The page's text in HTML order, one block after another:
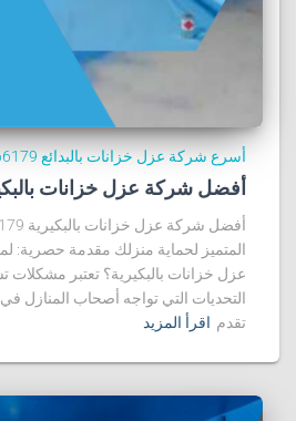
أسرع شركة عزل خزانات بالبدائع 0504666179
أفضل شركة عزل خزانات بالبكيرية
المتميز لحماية منزلك مقدمة حصرية:
عزل خزانات بالبكيرية؟ تعتبر مشكلات
التحديات التي تواجه أصحاب المنازل
تقدم اقرأ المزيد